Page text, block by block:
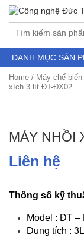
DANH MỤC SẢN
Home / Máy chế
xích 3 lít ĐT-ĐX02
MÁY NHỒI
Liên hệ
Thông số kỹ
Model : ĐT –
Dung tích :